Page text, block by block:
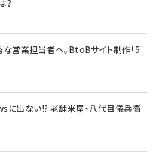
？
営業担当者へ。BtoBサイト制作「5
出ない!? 老舗米屋・八代目儀兵衛